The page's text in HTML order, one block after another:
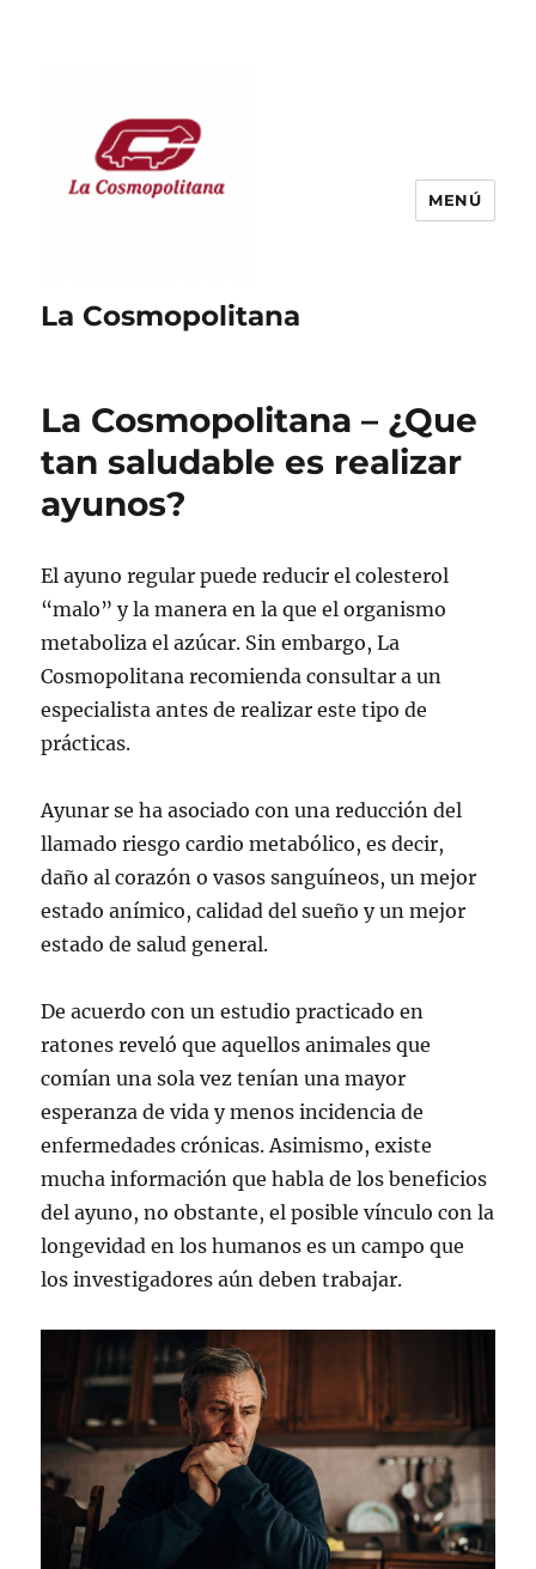
La Cosmopolitana
MENÚ
La Cosmopolitana – ¿Que
tan saludable es realizar
ayunos?
El ayuno regular puede reducir el colesterol
“malo” y la manera en la que el organismo
metaboliza el azúcar. Sin embargo, La
Cosmopolitana recomienda consultar a un
especialista antes de realizar este tipo de
prácticas.
Ayunar se ha asociado con una reducción del
llamado riesgo cardio metabólico, es decir,
daño al corazón o vasos sanguíneos, un mejor
estado anímico, calidad del sueño y un mejor
estado de salud general.
De acuerdo con un estudio practicado en
ratones reveló que aquellos animales que
comían una sola vez tenían una mayor
esperanza de vida y menos incidencia de
enfermedades crónicas. Asimismo, existe
mucha información que habla de los beneficios
del ayuno, no obstante, el posible vínculo con la
longevidad en los humanos es un campo que
los investigadores aún deben trabajar.